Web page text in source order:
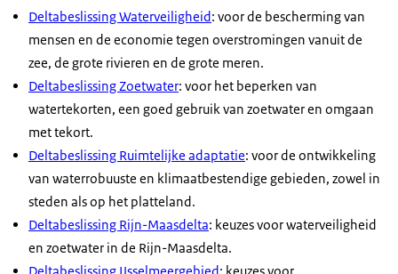
Kaartmateriaal
Inspiratiekaart Rijn en
Maas IRM
DP2021 Kaart 5
Voorkeursstrategie
Zuidwestelijke Delta
Voorkeursstrategie Kust
DP2021 Kaart 7
Waddengebied
Kaartmateriaal
schaderisico
Kaart 6 Voorkeursstrategie
Kaart 7 Rivieren
Waterveiligheid (tot 2050)
Kaart 8 Rijnmond-
(tot 2100)
Kaart 9 Zuidwestelijke Delta
Kaart 10 Waddengebied
voorkeursstrategie
Kaart 6 Van mogelijke naar
kansrijke standen
hoofdwatersysteem
Kaartweergave 1 Kansrijke
strategie DP IJsselmeergebied
strategie DP Rivieren Doe meer
met dijken
Kaartweergave 3 Kansrijke
strategie DP Rivieren Ruimte voor
de Rivier-plus
Deltabeslissing Waterveiligheid: voor de bescherming van
mensen en de economie tegen overstromingen vanuit de
zee, de grote rivieren en de grote meren.
Deltabeslissing Zoetwater: voor het beperken van
watertekorten, een goed gebruik van zoetwater en omgaan
met tekort.
Deltabeslissing Ruimtelijke adaptatie: voor de ontwikkeling
van waterrobuuste en klimaatbestendige gebieden, zowel in
steden als op het platteland.
Deltabeslissing Rijn-Maasdelta: keuzes voor waterveiligheid
en zoetwater in de Rijn-Maasdelta.